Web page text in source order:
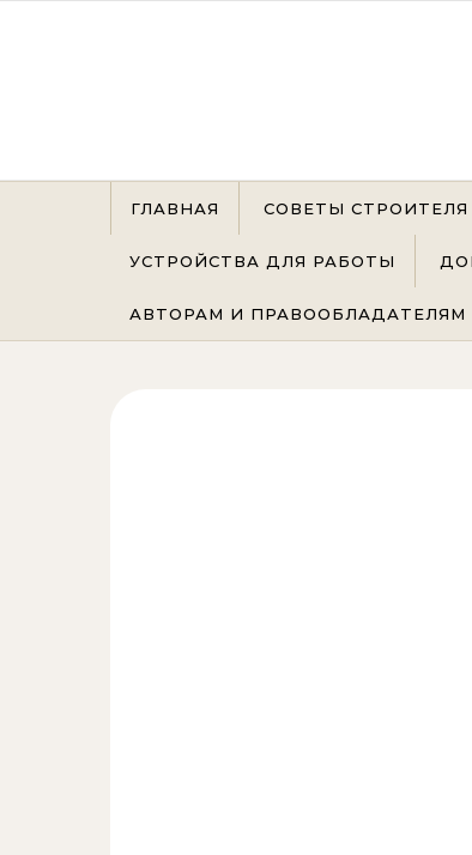
ГЛАВНАЯ СОВЕТЫ СТРОИТЕЛЯ
УСТРОЙСТВА ДЛЯ РАБОТЫ
АВТОРАМ И ПРАВООБЛАДАТЕЛЯМ